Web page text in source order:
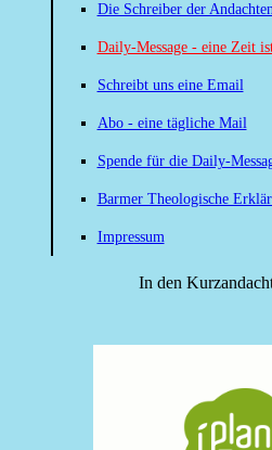
Die Schreiber der
Daily-Message - eine Zeit
Schreibt uns eine Email
Abo - eine tägliche Mail
Spende für die Daily-
Barmer Theologische
Impressum
In den